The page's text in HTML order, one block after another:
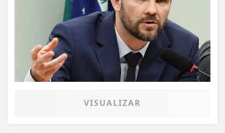
VISUALIZAR